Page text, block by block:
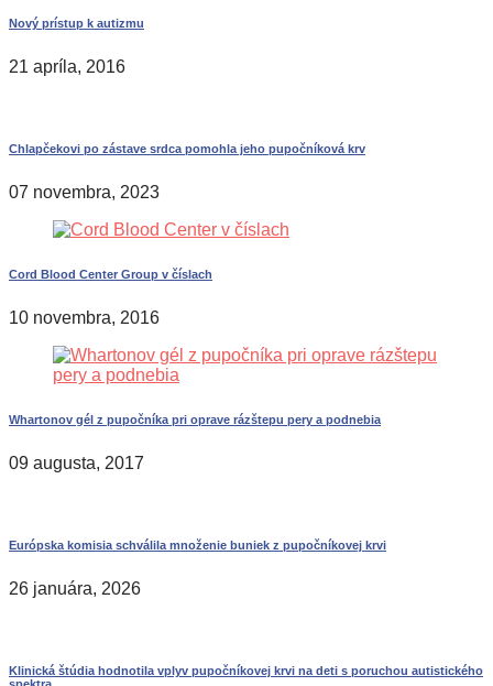
Nový prístup k autizmu
21 apríla, 2016
Chlapčekovi po zástave srdca pomohla jeho pupočníková krv
07 novembra, 2023
Cord Blood Center Group v číslach
10 novembra, 2016
Whartonov gél z pupočníka pri oprave rázštepu pery a podnebia
09 augusta, 2017
Európska komisia schválila množenie buniek z pupočníkovej krvi
26 januára, 2026
Klinická štúdia hodnotila vplyv pupočníkovej krvi na deti s poruchou autistického
spektra